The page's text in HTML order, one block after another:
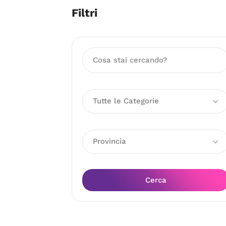
Filtri
Tutte le Categorie
Provincia
Cerca